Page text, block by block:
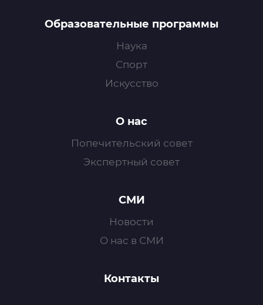
Образовательные программы
Наука
Спорт
Искусство
О нас
Попечительский совет
Экспертный совет
СМИ
Новости
О нас в СМИ
Контакты